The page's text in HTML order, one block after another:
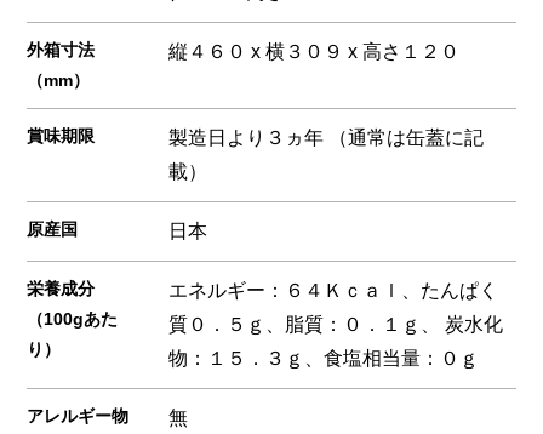
外箱寸法
（mm）
縦４６０ x 横３０９ x 高さ１２０
賞味期限
製造日より３ヵ年 （通常は缶蓋に記
載）
原産国 日本
栄養成分
（100gあた
り）
エネルギー：６４Ｋｃａｌ、たんぱく
質０．５ｇ、脂質：０．１ｇ、 炭水化
物：１５．３ｇ、食塩相当量：０ｇ
アレルギー物
無